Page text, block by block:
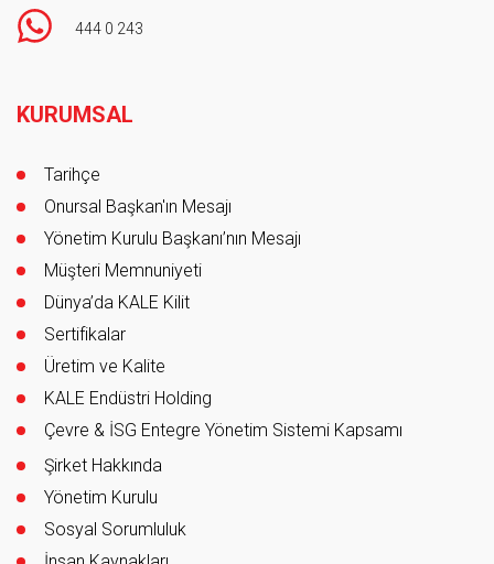
444 0 243
KURUMSAL
Tarihçe
Onursal Başkan'ın Mesajı
Yönetim Kurulu Başkanı’nın Mesajı
Müşteri Memnuniyeti
Dünya’da KALE Kilit
Sertifikalar
Üretim ve Kalite
KALE Endüstri Holding
Çevre & İSG Entegre Yönetim Sistemi Kapsamı
Şirket Hakkında
Yönetim Kurulu
Sosyal Sorumluluk